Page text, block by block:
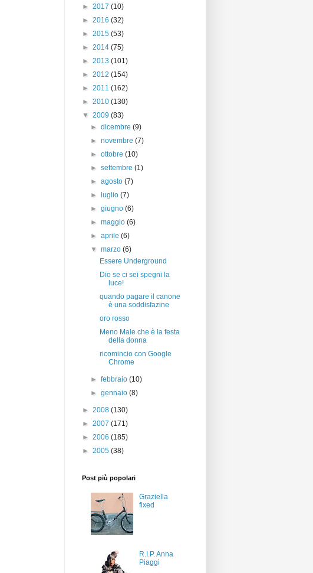
► 2017 (10)
► 2016 (32)
► 2015 (53)
► 2014 (75)
► 2013 (101)
► 2012 (154)
► 2011 (162)
► 2010 (130)
▼ 2009 (83)
►dicembre(9)
►novembre(7)
►ottobre(10)
►settembre(1)
►agosto(7)
►
luglio(7)
►giugno(6)
►maggio(6)
►aprile(6)
▼marzo(6)
Essere Underground
Dio se ci sei spegni la
luce!
quando pagare il canone
è una soddisfazine
oro rosso
Meno Male che è la festa
della donna
ricomincio con Google
Chrome
►febbraio(10)
►gennaio(8)
► 2008 (130)
► 2007 (171)
► 2006 (185)
► 2005 (38)
Post più popolari
Graziella
fixed
R.I.P. Anna
Piaggi